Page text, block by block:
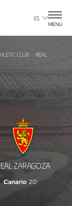
ES
MENÚ
CLUB - REAL
ZARAGOZA
Canario 20'